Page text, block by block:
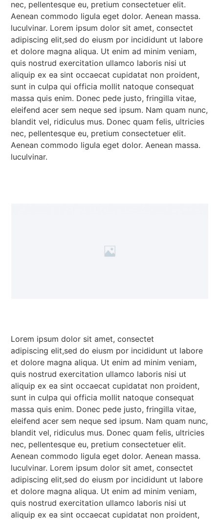
nec, pellentesque eu, pretium consectetuer elit.
Aenean commodo ligula eget dolor. Aenean massa.
luculvinar. Lorem ipsum dolor sit amet, consectet
adipiscing elit,sed do eiusm por incididunt ut labore
et dolore magna aliqua. Ut enim ad minim veniam,
quis nostrud exercitation ullamco laboris nisi ut
aliquip ex ea sint occaecat cupidatat non proident,
sunt in culpa qui officia mollit natoque consequat
massa quis enim. Donec pede justo, fringilla vitae,
eleifend acer sem neque sed ipsum. Nam quam nunc,
blandit vel, ridiculus mus. Donec quam felis, ultricies
nec, pellentesque eu, pretium consectetuer elit.
Aenean commodo ligula eget dolor. Aenean massa.
luculvinar.
Lorem ipsum dolor sit amet, consectet
adipiscing elit,sed do eiusm por incididunt ut labore
et dolore magna aliqua. Ut enim ad minim veniam,
quis nostrud exercitation ullamco laboris nisi ut
aliquip ex ea sint occaecat cupidatat non proident,
sunt in culpa qui officia mollit natoque consequat
massa quis enim. Donec pede justo, fringilla vitae,
eleifend acer sem neque sed ipsum. Nam quam nunc,
blandit vel, ridiculus mus. Donec quam felis, ultricies
nec, pellentesque eu, pretium consectetuer elit.
Aenean commodo ligula eget dolor. Aenean massa.
luculvinar. Lorem ipsum dolor sit amet, consectet
adipiscing elit,sed do eiusm por incididunt ut labore
et dolore magna aliqua. Ut enim ad minim veniam,
quis nostrud exercitation ullamco laboris nisi ut
aliquip ex ea sint occaecat cupidatat non proident,